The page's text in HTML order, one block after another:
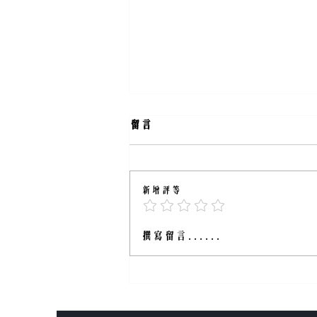
2024年度回校日
留言
新增評等
撰寫留言......